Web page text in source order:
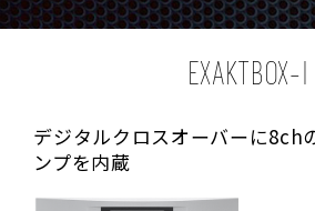
EXAKTBOX-I
デジタルクロスオーバーに8ch
ンプを内蔵